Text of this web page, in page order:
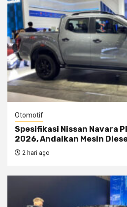
Otomotif
Spesifikasi Nissan Navara
2026, Andalkan Mesin
2 hari ago